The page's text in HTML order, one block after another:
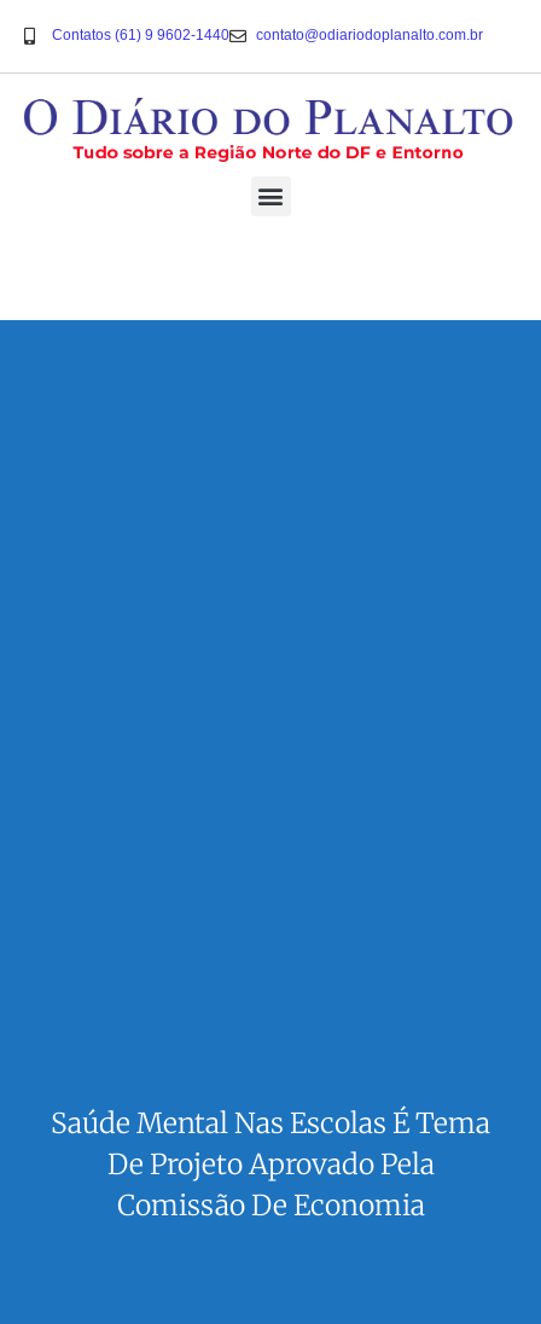
Contatos (61) 9 9602-1440 contato@odiariodoplanalto.com.br
Saúde Mental Nas Escolas É Tema
De Projeto Aprovado Pela
Comissão De Economia